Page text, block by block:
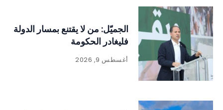
الجميّل: من لا يقتنع بمسار الدولة
فليغادر الحكومة
أغسطس 9, 2026